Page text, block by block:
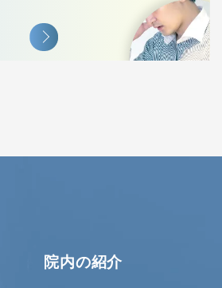
院内の紹介